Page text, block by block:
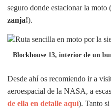
seguro donde estacionar la moto
zanja!).
Blockhouse 13, interior de un
Desde ahí os recomiendo ir a
aeroespacial de la NASA, a
de ella en detalle aquí). Tanto